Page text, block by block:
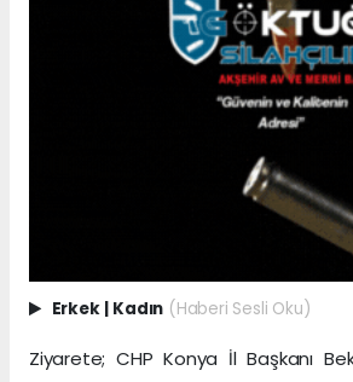
Erkek | Kadın (Haberi Sesli Oku)
Ziyarete; CHP Konya İl Başkanı